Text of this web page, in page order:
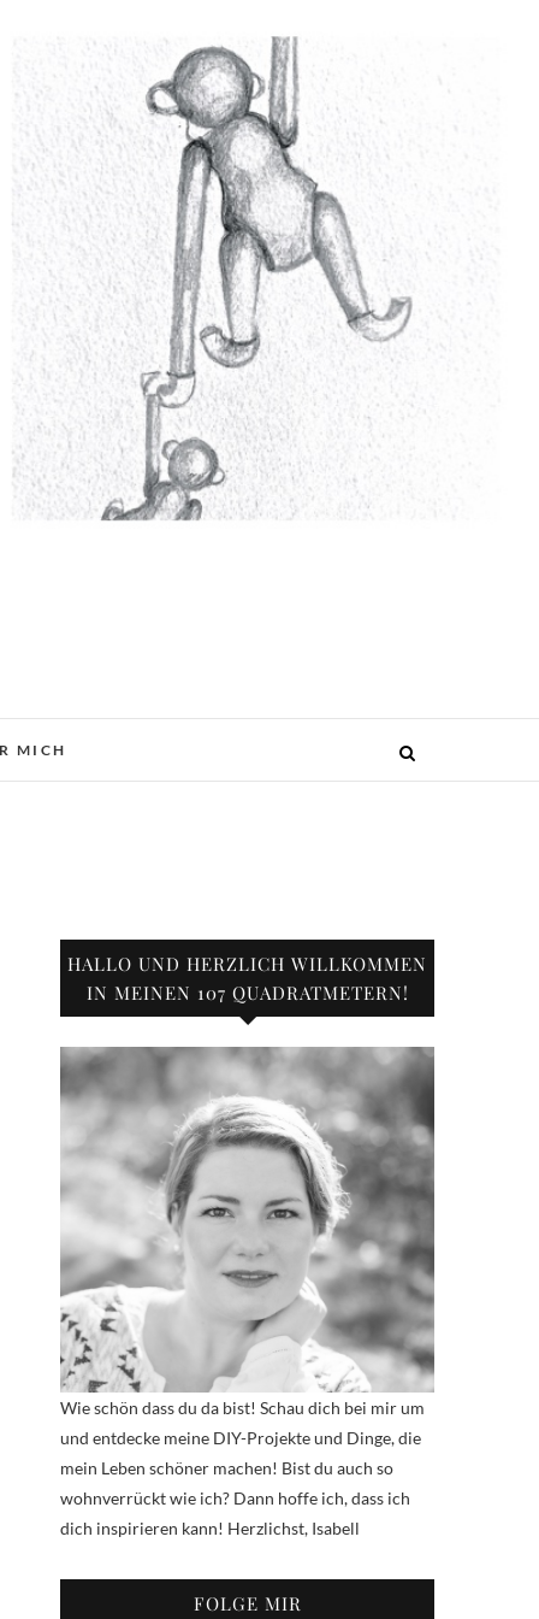
MICH
HALLO UND HERZLICH WILLKOMMEN
IN MEINEN 107 QUADRATMETERN!
Wie schön dass du da bist! Schau dich bei mir um
und entdecke meine DIY-Projekte und Dinge, die
mein Leben schöner machen! Bist du auch so
wohnverrückt wie ich? Dann hoffe ich, dass ich
dich inspirieren kann! Herzlichst, Isabell
FOLGE MIR